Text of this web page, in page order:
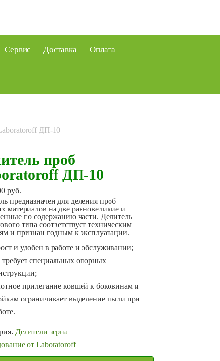
Сервис Доставка Оплата
ДП-10
проб
ДП-10
руб.
предназначен для деления проб
материалов на две равновеликие и
по содержанию части. Делитель
типа соответствует техническим
и признан годным к эксплуатации.
и удобен в работе и обслуживании;
специальных опорных
прилегание ковшей к боковинам и
ограничивает выделение пыли при
Делители зерна
от Laboratoroff